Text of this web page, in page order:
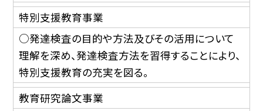
特別支援教育事業
○発達検査の目的や方法及びその活用について
理解を深め、発達検査方法を習得することにより、
特別支援教育の充実を図る。
教育研究論文事業